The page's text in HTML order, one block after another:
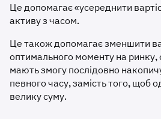
Це допомагає «усереднити
активу з часом.
Це також допомагає зменшити
оптимального моменту на ринку,
мають змогу послідовно
певного часу, замість того, щоб
велику суму.